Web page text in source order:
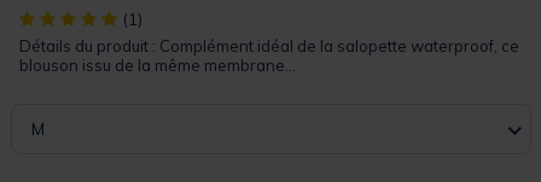
[object Object] out of 5 Customer Rating
(1)
Détails du produit : Complément idéal de la salopette waterproof, ce
blouson issu de la même membrane...
M